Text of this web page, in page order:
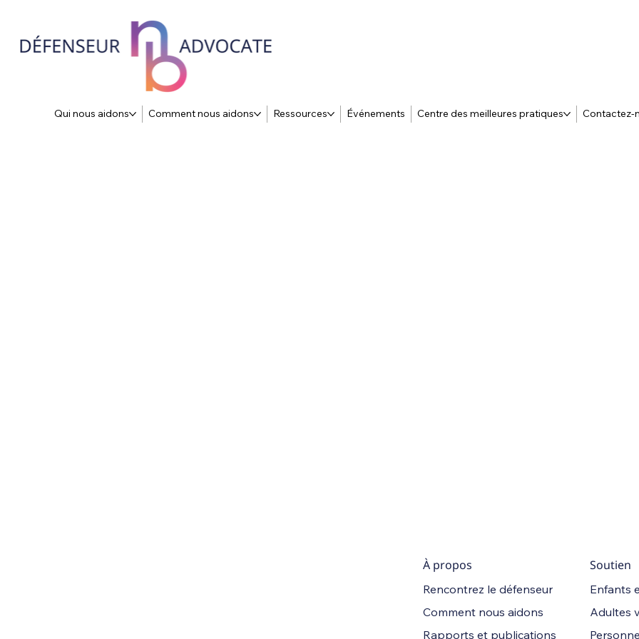
Qui nous aidons Comment nous aidons Ressources Événements Centre des meilleures pratiques Contactez-
À propos
Rencontrez le défenseur
Comment nous aidons
Rapports et publications
Soutien
Enfants
Adultes